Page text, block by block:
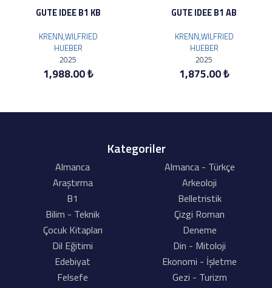
GUTE IDEE B1 KB
KRENN,WILFRIED
HUEBER
2025
1,988.00 ₺
GUTE IDEE B1 AB
KRENN,WILFRIED
HUEBER
2025
1,875.00 ₺
Kategoriler
Almanca
Almanca - Türkçe
Araştırma
Arkeoloji
B1
Belletristik
Bilim - Teknik
Çizgi Roman
Çocuk Kitapları
Deneme
Dil Eğitimi
Din - Mitoloji
Edebiyat
Ekonomi - İşletme
Felsefe
Gezi - Turizm